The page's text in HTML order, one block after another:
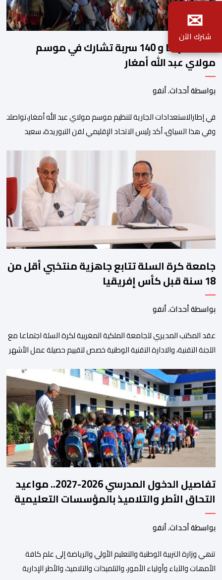
2140 فارسا و 140 سربة تشارك في موسم
مولاي عبد الله أمغار
بواسطة أحداث. أنفو
في إطارالاستعدادات الجارية لتنظيم موسم مولاي عبد الله
وفي هذا السياق، أكد رئيس الاتحاد الإقليمي لفن التبوريدة، سعيد
ولم تخل هذه الدورة من مؤشرات إيجابية على مستوى تنوعالمشاركة،
وتبرز هذه الأرقام الحجم الكبير الذي باتت تعرفه تظاهرةالتبوريدة
ومن المرتقب أن تعرف فعاليات الموسم إقبالا جماهيريا
واسعا،في ظل الشغف الكبير الذي يحظى به فن التبوريدة، باعتبارهأحد
جامعة كرة السلة تتابع جاهزية منتخبي أقل من
18 سنة قبل كأس إفريقيا
بواسطة أحداث. أنفو
عقد المكتب المديري للجامعة الملكية المغربية لكرة السلة اجتماعا مع
اللجنة التقنية، والادارة التقنية الوطنية خصص لتقييم حصيلة عمل الأشهر
المنتخبات الوطنية خلال الفترة الأخيرة. وشهد الاجتماع تقديم عرض
مفصل حول مشاركة المنتخبين الوطنيين لأقل من 18 سنة، إناثا وذكورا،
من طرف اللجنة التقنية التي واكبت كل […]
تفاصيل الدخول المدرسي 2026-2027.. مواعيد
التحاق الأطر والتلاميذ بالمؤسسات التعليمية
بواسطة أحداث. أنفو
تنھي وزارة التربیة الوطنیة والتعلیم الأولي والریاضة إلى علم كافة
الأمھات والآباء وأولیاء الأمور، والتلمیذات والتلامیذ، والأطر الإداریة
✉
شترك الآن